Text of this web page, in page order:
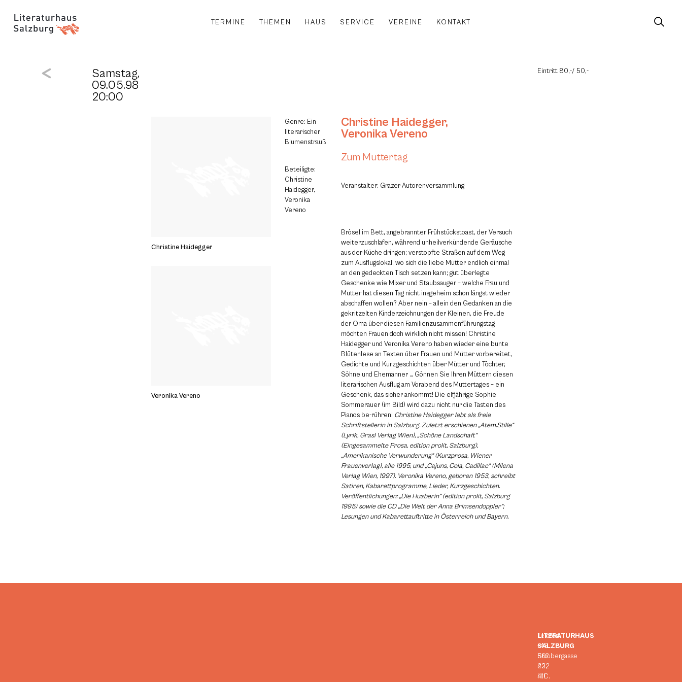
TERMINE THEMEN HAUS SERVICE VEREINE KONTAKT
Samstag,
09.05.98
20:00
Eintritt 80,-/ 50,-
Christine Haidegger
Veronika Vereno
Genre: Ein
literarischer
Blumenstrauß
Beteiligte:
Christine
Haidegger,
Veronika
Vereno
Christine Haidegger,
Veronika Vereno
Zum Muttertag
Veranstalter: Grazer Autorenversammlung
Brösel im Bett, angebrannter Frühstückstoast, der Versuch
weiterzuschlafen, während unheilverkündende Geräusche
aus der Küche dringen; verstopfte Straßen auf dem Weg
zum Ausflugslokal, wo sich die liebe Mutter endlich einmal
an den gedeckten Tisch setzen kann; gut überlegte
Geschenke wie Mixer und Staubsauger – welche Frau und
Mutter hat diesen Tag nicht insgeheim schon längst wieder
abschaffen wollen? Aber nein – allein den Gedanken an die
gekritzelten Kinderzeichnungen der Kleinen, die Freude
der Oma über diesen Familienzusammenführungstag
möchten Frauen doch wirklich nicht missen! Christine
Haidegger und Veronika Vereno haben wieder eine bunte
Blütenlese an Texten über Frauen und Mütter vorbereitet,
Gedichte und Kurzgeschichten über Mütter und Töchter,
Söhne und Ehemänner … Gönnen Sie Ihren Müttern diesen
literarischen Ausflug am Vorabend des Muttertages – ein
Geschenk, das sicher ankommt! Die elfjährige Sophie
Sommerauer (im Bild) wird dazu nicht nur die Tasten des
Pianos be-rühren! Christine Haidegger lebt als freie
Schriftstellerin in Salzburg. Zuletzt erschienen „Atem.Stille“
(Lyrik, Grasl Verlag Wien), „Schöne Landschaft“
(Eingesammelte Prosa, edition prolit, Salzburg),
„Amerikanische Verwunderung“ (Kurzprosa, Wiener
Frauenverlag), alle 1995, und „Cajuns, Cola, Cadillac“ (Milena
Verlag Wien, 1997). Veronika Vereno, geboren 1953, schreibt
Satiren, Kabarettprogramme, Lieder, Kurzgeschichten.
Veröffentlichungen: „Die Huaberin“ (edition prolit, Salzburg
1995) sowie die CD „Die Welt der Anna Brimsendoppler“;
Lesungen und Kabarettauftritte in Österreich und Bayern.
LITERATURHAUS
SALZBURG
Strubergasse
23,
H.C.
Telefon:
+43
662
422
411